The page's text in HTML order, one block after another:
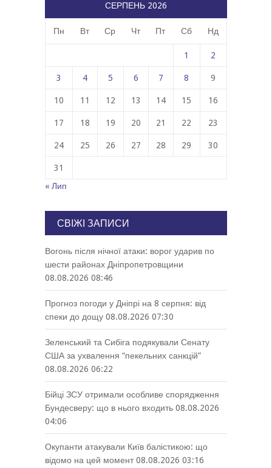
СЕРПЕНЬ 2026
Пн Вт Ср Чт Пт Сб Нд
1 2
3 4 5 6 7 8 9
10 11 12 13 14 15 16
17 18 19 20 21 22 23
24 25 26 27 28 29 30
31
« Лип
СВІЖІ ЗАПИСИ
Вогонь після нічної атаки: ворог ударив по
шести районах Дніпропетровщини
08.08.2026 08:46
Прогноз погоди у Дніпрі на 8 серпня: від
спеки до дощу 08.08.2026 07:30
Зеленський та Сибіга подякували Сенату
США за ухвалення “пекельних санкцій”
08.08.2026 06:22
Бійці ЗСУ отримали особливе спорядження
Бундесверу: що в нього входить 08.08.2026
04:06
Окупанти атакували Київ балістикою: що
відомо на цей момент 08.08.2026 03:16